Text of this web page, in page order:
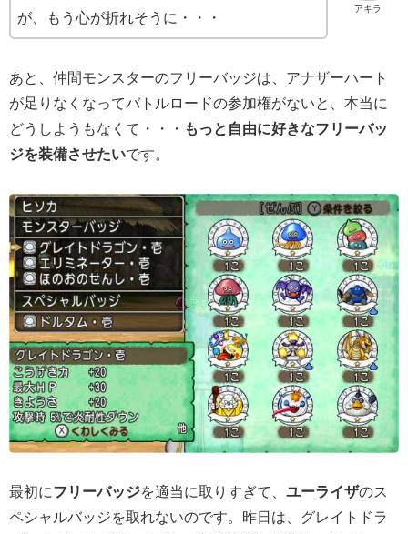
アキラ
が、もう心が折れそうに・・・
あと、仲間モンスターのフリーバッジは、アナザーハート
が足りなくなってバトルロードの参加権がないと、本当に
どうしようもなくて・・・ もっと自由に好きなフリーバッ
ジを装備させたいです。
最初にフリーバッジを適当に取りすぎて、 ユーライザのス
ペシャルバッジを取れないのです。昨日は、グレイトドラ